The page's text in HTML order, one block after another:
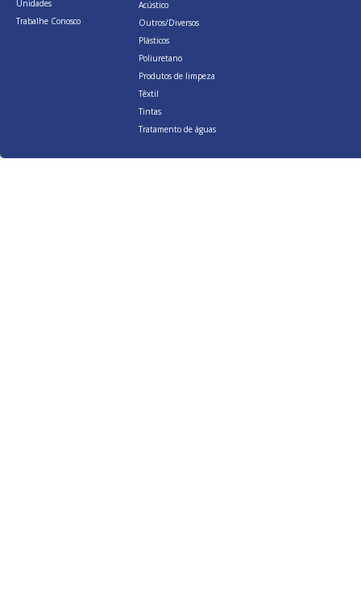
Unidades
Trabalhe Conosco
Acústico
Outros/Diversos
Plásticos
Poliuretano
Produtos de limpeza
Têxtil
Tintas
Tratamento de águas